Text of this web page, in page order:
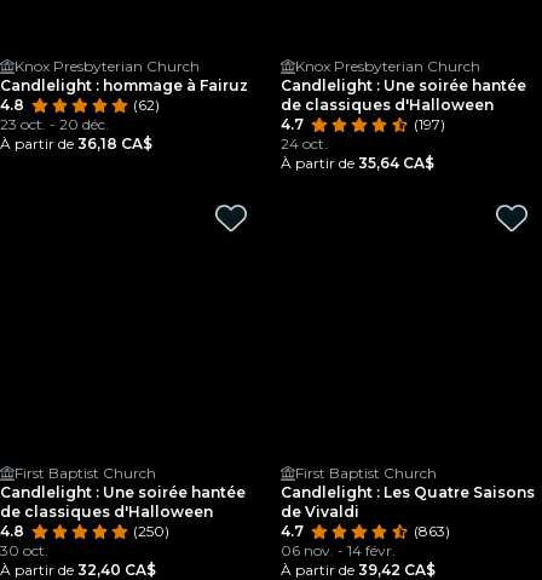
Knox Presbyterian Church
Candlelight : hommage à Fairuz
4.8
(62)
23 oct. - 20 déc.
À partir de 36,18 CA$
Knox Presbyterian Church
Candlelight : Une soirée hantée
de classiques d'Halloween
4.7
(197)
24 oct.
À partir de 35,64 CA$
First Baptist Church
Candlelight : Une soirée hantée
de classiques d'Halloween
4.8
(250)
30 oct.
À partir de 32,40 CA$
First Baptist Church
Candlelight : Les Quatre Saisons
de Vivaldi
4.7
(863)
06 nov. - 14 févr.
À partir de 39,42 CA$